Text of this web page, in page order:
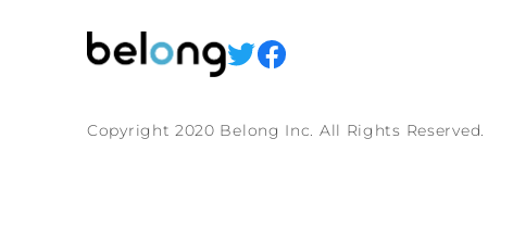
Copyright 2020 Belong Inc. All Rights Reserved.